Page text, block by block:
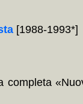
[1988-1993*]
completa